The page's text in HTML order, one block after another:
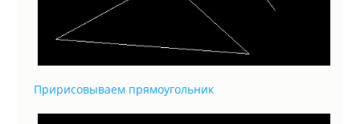
Пририсовываем прямоугольник